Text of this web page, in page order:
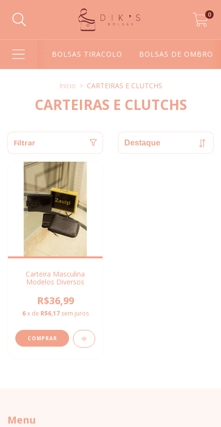
0
BOLSAS TIRACOLO BOLSAS DE OMBRO
Início > CARTEIRAS E CLUTCHS
CARTEIRAS E CLUTCHS
Filtrar
Carteira Masculina
Modelos Diversos
R$36,99
6 x de R$6,17 sem juros
COMPRAR
Menu